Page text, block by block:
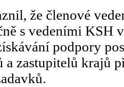
že členové
s vedeními KSH
podpory
a zastupitelů krajů